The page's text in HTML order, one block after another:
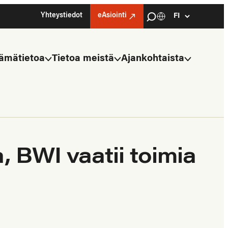
Yhteystiedot eAsiointi
Haku
Kielivalinta
Select
Tietoa meistä Ajankohtaista
BWI vaatii toimia